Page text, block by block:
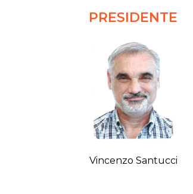
PRESIDENTE
Vincenzo Santucci